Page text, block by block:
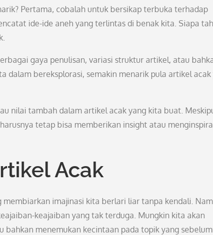
Pertama, cobalah untuk bersikap terbuka terhadap
ide-ide aneh yang terlintas di benak kita. Siapa
gaya penulisan, variasi struktur artikel, atau
dalam bereksplorasi, semakin menarik pula artikel acak
nilai tambah dalam artikel acak yang kita buat.
tetap bisa memberikan insight atau
Acak
imajinasi kita berlari liar tanpa kendali.
keajaiban yang tak terduga. Mungkin kita akan
menemukan kecintaan pada topik yang